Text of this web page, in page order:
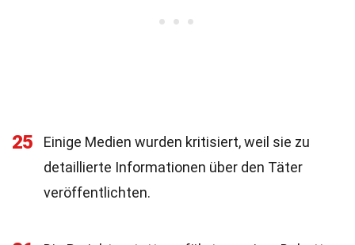
25
Einige Medien wurden kritisiert, weil sie zu
detaillierte Informationen über den Täter
veröffentlichten.